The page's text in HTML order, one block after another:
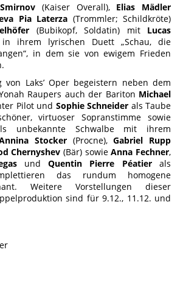
(Kaiser Overall), Elias Mädler
Pia Laterza (Trommler; Schildkröte)
(Bubikopf, Soldatin) mit Lucas
in ihrem lyrischen Duett „Schau, die
in dem sie von ewigem Frieden
Laks’ Oper begeistern neben dem
Raupers auch der Bariton Michael
Pilot und Sophie Schneider als Taube
virtuoser Sopranstimme sowie
unbekannte Schwalbe mit ihrem
Stocker (Procne),Gabriel Rupp
Chernyshev (Bär) sowieAnna Fechner,
undQuentin Pierre Péatierals
das rundum homogene
Weitere Vorstellungen dieser
sind für 9.12., 11.12. und